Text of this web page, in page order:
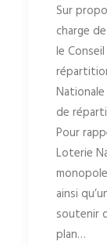
Sur
charge
le
Nationale
de
Pour
Loterie
ainsi
soutenir
plan…